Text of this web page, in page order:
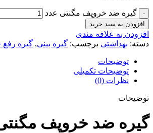
گیره ضد خروپف مگنتی عدد
افزودن به سبد خرید
افزودن به علاقه مندی
دسته: بهداشتی برچسب: گیره بینی, گیره
توضیحات
توضیحات تکمیلی
نظرات (0)
توضیحات
گیره ضد خروپف